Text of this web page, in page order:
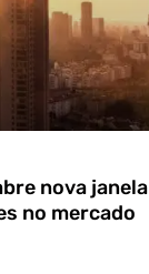
nova janela
no mercado